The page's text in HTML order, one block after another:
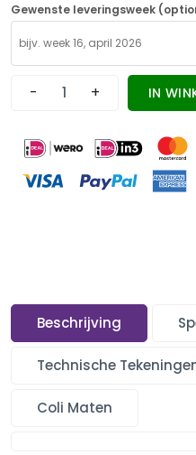
Gewenste leveringsweek
- + IN
Beschrijving
Technische
Coli Maten